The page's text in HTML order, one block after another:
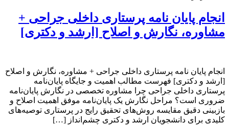
انجام پایان نامه پرستاری داخلی جراحی +
مشاوره، نگارش و اصلاح [ارشد و دکتری]
انجام پایان نامه پرستاری داخلی جراحی + مشاوره، نگارش و اصلاح
[ارشد و دکتری] فهرست مطالب اهمیت و جایگاه پایان‌نامه
پرستاری داخلی جراحی چرا مشاوره تخصصی در نگارش پایان‌نامه
ضروری است؟ مراحل نگارش یک پایان‌نامه موفق اهمیت اصلاح و
بازبینی دقیق مقایسه روش‌های تحقیق رایج در پرستاری توصیه‌های
کلیدی برای دانشجویان ارشد و دکتری چشم‌انداز […]